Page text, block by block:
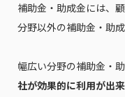
補助金・助成金には、
分野以外の補助金・助
幅広い分野の補助金・
社が効果的に利用が出